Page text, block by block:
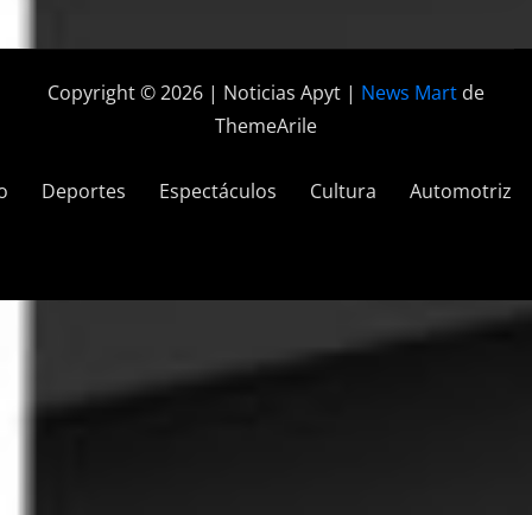
Copyright © 2026 | Noticias Apyt | News Mart de
ThemeArile
Deportes Espectáculos Cultura Automotriz